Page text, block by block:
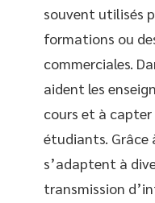
souvent utilisés
formations ou
commerciales.
aident les
cours et à
étudiants. Grâce
s’adaptent à
transmission